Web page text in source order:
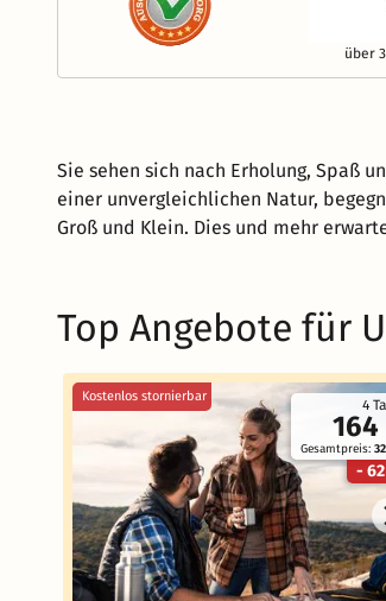
über
Sie sehen sich nach Erholung, Spaß
einer unvergleichlichen Natur,
Groß und Klein. Dies und mehr
Top Angebote für
4
164
Gesamtpreis:
-
Kostenlos stornierbar